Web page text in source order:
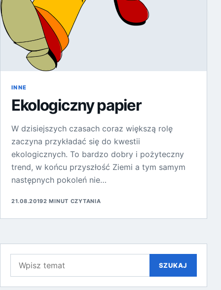
INNE
Ekologiczny papier
W dzisiejszych czasach coraz większą rolę
zaczyna przykładać się do kwestii
ekologicznych. To bardzo dobry i pożyteczny
trend, w końcu przyszłość Ziemi a tym samym
następnych pokoleń nie…
21.08.20192 MINUT CZYTANIA
Szukaj:
SZUKAJ